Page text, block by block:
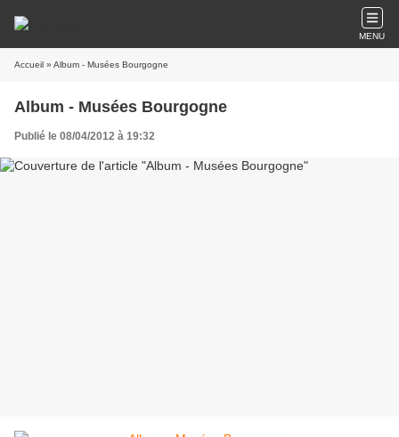
MENU
Accueil » Album - Musées Bourgogne
Album - Musées Bourgogne
Publié le 08/04/2012 à 19:32